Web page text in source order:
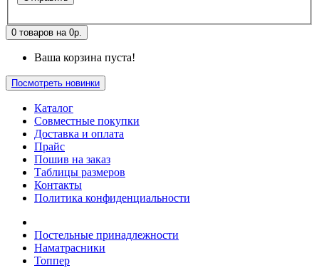
0 товаров на 0р.
Ваша корзина пуста!
Посмотреть новинки
Каталог
Совместные покупки
Доставка и оплата
Прайс
Пошив на заказ
Таблицы размеров
Контакты
Политика конфиденциальности
Постельные принадлежности
Наматрасники
Топпер